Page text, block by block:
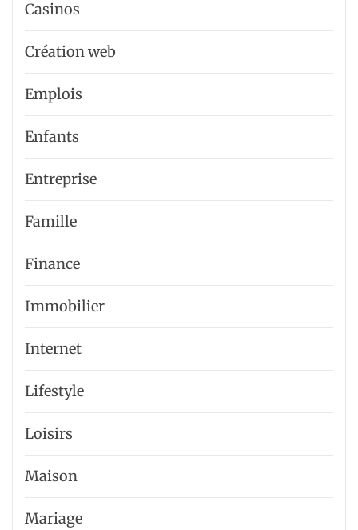
Casinos
Création web
Emplois
Enfants
Entreprise
Famille
Finance
Immobilier
Internet
Lifestyle
Loisirs
Maison
Mariage